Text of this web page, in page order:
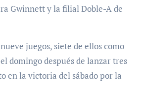
Gwinnett y la filial Doble-A de
juegos, siete de ellos como
domingo después de lanzar tres
en la victoria del sábado por la